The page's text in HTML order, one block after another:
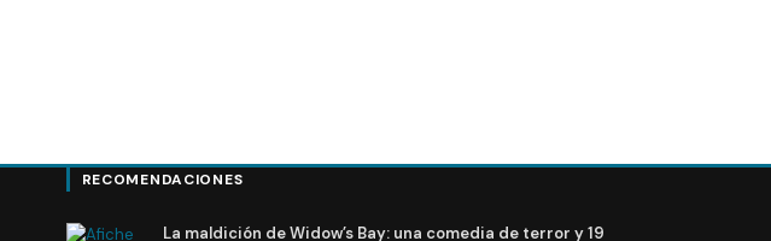
RECOMENDACIONES
La maldición de Widow’s Bay: una comedia de terror y 19